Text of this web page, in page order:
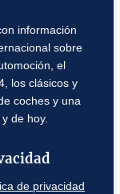
información
sobre
el
los clásicos y
coches y una
de hoy.
de privacidad